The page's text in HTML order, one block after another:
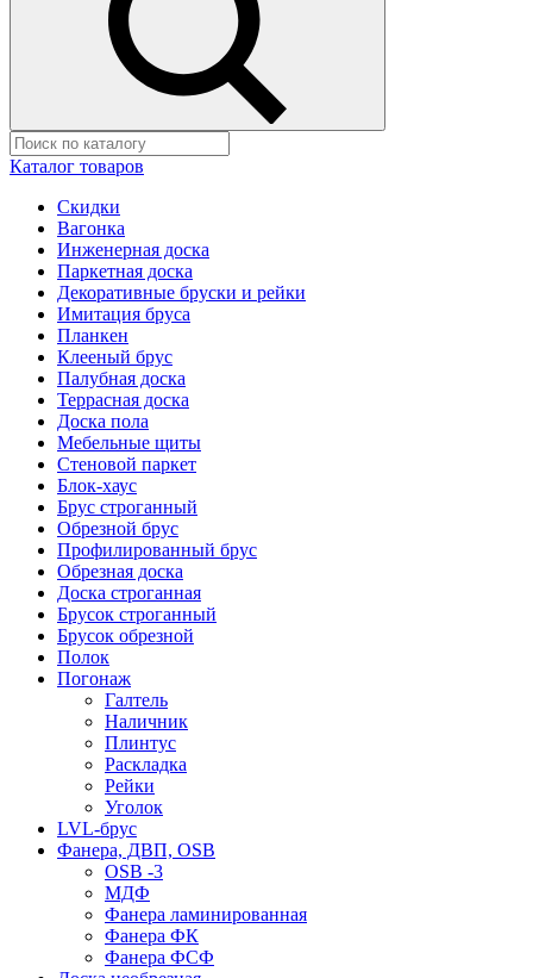
Каталог товаров
Скидки
Вагонка
Инженерная доска
Паркетная доска
Декоративные бруски и рейки
Имитация бруса
Планкен
Клееный брус
Палубная доска
Террасная доска
Доска пола
Мебельные щиты
Стеновой паркет
Блок-хаус
Брус строганный
Обрезной брус
Профилированный брус
Обрезная доска
Доска строганная
Брусок строганный
Брусок обрезной
Полок
Погонаж
Галтель
Наличник
Плинтус
Раскладка
Рейки
Уголок
LVL-брус
Фанера, ДВП, OSB
OSB -3
МДФ
Фанера ламинированная
Фанера ФК
Фанера ФСФ